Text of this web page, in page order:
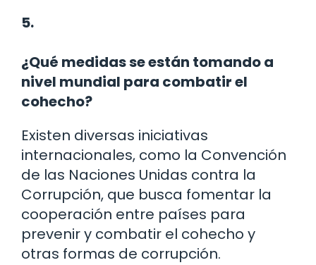
5.
¿Qué medidas se están tomando a
nivel mundial para combatir el
cohecho?
Existen diversas iniciativas
internacionales, como la Convención
de las Naciones Unidas contra la
Corrupción, que busca fomentar la
cooperación entre países para
prevenir y combatir el cohecho y
otras formas de corrupción.